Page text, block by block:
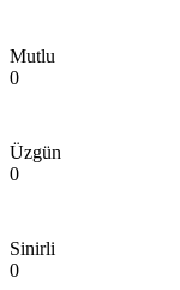
Mutlu
0
Üzgün
0
Sinirli
0